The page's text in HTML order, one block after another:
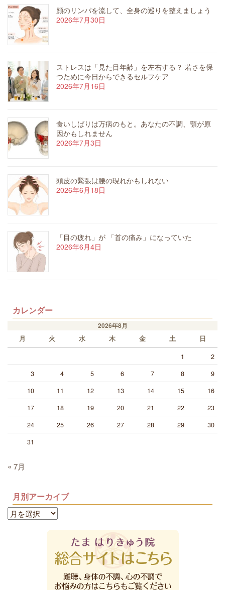
顔のリンパを流して、全身の巡りを整えましょう
2026年7月30日
ストレスは「見た目年齢」を左右する？ 若さを保
つために今日からできるセルフケア
2026年7月16日
食いしばりは万病のもと。あなたの不調、顎が原
因かもしれません
2026年7月3日
頭皮の緊張は腰の現れかもしれない
2026年6月18日
「目の疲れ」が 「首の痛み」になっていた
2026年6月4日
カレンダー
2026年8月
月
火 水 木 金 土 日
1
2
3
4 5 6 7 8
9
10
11 12 13 14 15
16
17
18 19 20 21 22
23
24
25 26 27 28 29
30
31
« 7月
月別アーカイブ
月
別